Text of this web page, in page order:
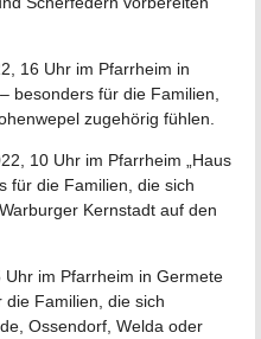
16 Uhr im Pfarrheim in
besonders für die Familien,
zugehörig fühlen.
10 Uhr im Pfarrheim „Haus
für die Familien, die sich
Kernstadt auf den
im Pfarrheim in Germete
Familien, die sich
Ossendorf, Welda oder